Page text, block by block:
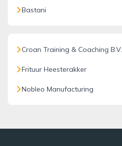
Bastani
Croan Training & Coaching B.V.
Frituur Heesterakker
Nobleo Manufacturing